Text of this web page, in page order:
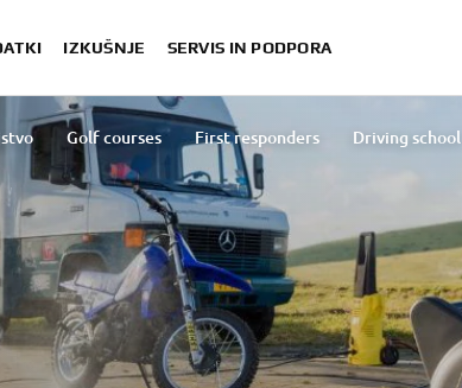
IZKUŠNJE SERVIS IN PODPORA
Golf courses First responders Driving school